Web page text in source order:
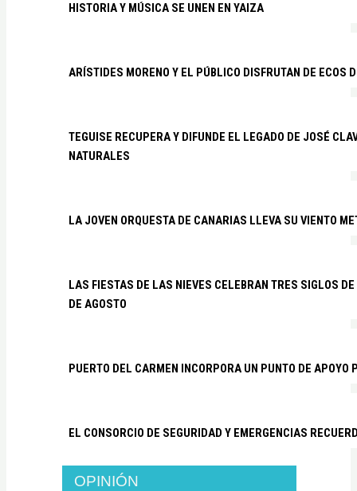
HISTORIA Y MÚSICA SE UNEN EN YAIZA
ARÍSTIDES MORENO Y EL PÚBLICO DISFRUTAN DE ECOS
TEGUISE RECUPERA Y DIFUNDE EL LEGADO DE JOSÉ
NATURALES
LA JOVEN ORQUESTA DE CANARIAS LLEVA SU VIENTO
LAS FIESTAS DE LAS NIEVES CELEBRAN TRES SIGLOS
DE AGOSTO
PUERTO DEL CARMEN INCORPORA UN PUNTO DE
EL CONSORCIO DE SEGURIDAD Y EMERGENCIAS
OPINIÓN